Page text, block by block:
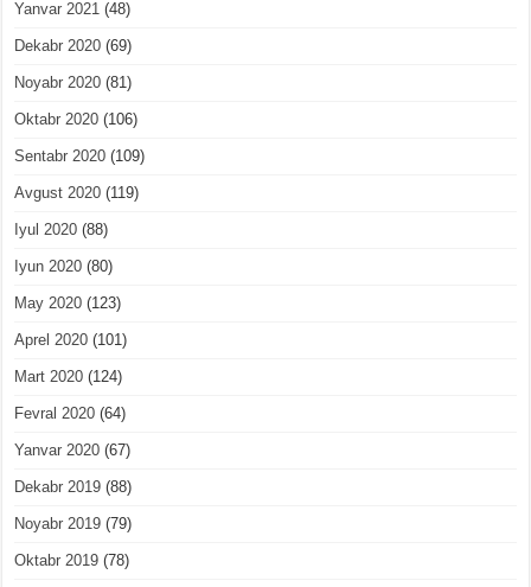
Yanvar 2021 (48)
Dekabr 2020 (69)
Noyabr 2020 (81)
Oktabr 2020 (106)
Sentabr 2020 (109)
Avgust 2020 (119)
Iyul 2020 (88)
Iyun 2020 (80)
May 2020 (123)
Aprel 2020 (101)
Mart 2020 (124)
Fevral 2020 (64)
Yanvar 2020 (67)
Dekabr 2019 (88)
Noyabr 2019 (79)
Oktabr 2019 (78)